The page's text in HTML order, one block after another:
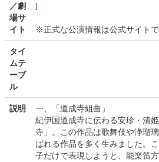
／劇
場サ
イト
l
※正式な公演情報は公式サイトで
タイ
ムテ
ーブ
ル
説明
一、「道成寺組曲」
紀伊国道成寺に伝わる安珍・清
寺」。この作品は歌舞伎や浄瑠
ばれる作品を多く生みました。
子だけで表現しようと、能楽笛